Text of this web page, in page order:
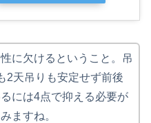
に欠けるということ。吊
2天吊りも安定せず前後
には4点で抑える必要が
ますね。